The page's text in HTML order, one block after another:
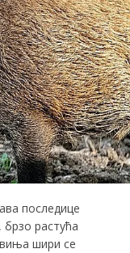
последице
брзо растућа
шири се